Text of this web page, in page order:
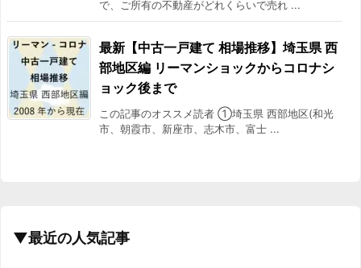
3.8%
2017/11 3.9%
2017/12 6.9%
2018/01 2.7%
2018/04
で、ご所有の不動産がどれくらいで売れ ...
最新【中古一戸建て 相場推移】埼玉県 西
部地区編 リーマンショックからコロナシ
ョック後まで
この記事のオススメ読者 ①埼玉県 西部地区(和光
市、朝霞市、新座市、志木市、富士 ...
▼最近の人気記事